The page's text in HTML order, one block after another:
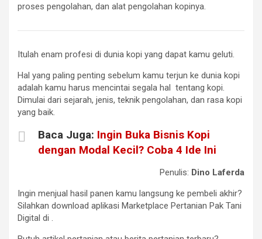
proses pengolahan, dan alat pengolahan kopinya.
Itulah enam profesi di dunia kopi yang dapat kamu geluti.
Hal yang paling penting sebelum kamu terjun ke dunia kopi
adalah kamu harus mencintai segala hal tentang kopi.
Dimulai dari sejarah, jenis, teknik pengolahan, dan rasa kopi
yang baik.
Baca Juga: Ingin Buka Bisnis Kopi
dengan Modal Kecil? Coba 4 Ide Ini
Penulis: Dino Laferda
Ingin menjual hasil panen kamu langsung ke pembeli akhir?
Silahkan download aplikasi Marketplace Pertanian Pak Tani
Digital di .